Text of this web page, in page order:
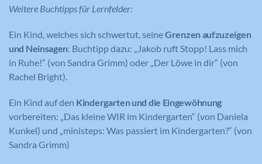
Weitere Buchtipps für Lernfelder:
Ein Kind, welches sich schwertut, seineGrenzen aufzuzeigen
und Neinsagen: Buchtipp dazu: „Jakob ruft Stopp! Lass mich
in Ruhe!“ (von Sandra Grimm) oder „Der Löwe in dir“ (von
Rachel Bright).
Ein Kind auf den Kindergarten und die Eingewöhnung
vorbereiten: „Das kleine WIR im Kindergarten“ (von Daniela
Kunkel) und „ministeps: Was passiert im Kindergarten?“ (von
Sandra Grimm)